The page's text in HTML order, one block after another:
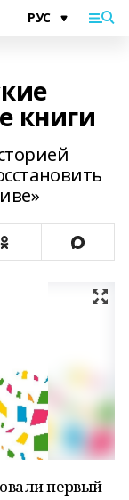
книги
первый